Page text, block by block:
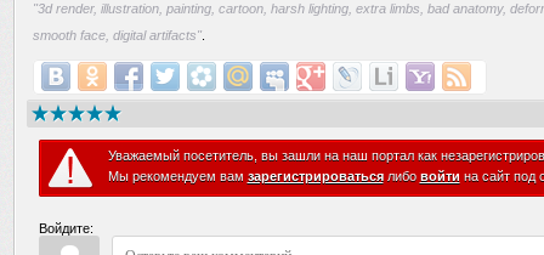
"3d render, illustration, painting, cartoon, harsh lighting, extra limbs, bad anatomy,
smooth face, digital artifacts"
Уважаемый посетитель, вы зашли на наш портал как
Мы рекомендуем вам зарегистрироватьсялибо войти на сайт под
Войдите: